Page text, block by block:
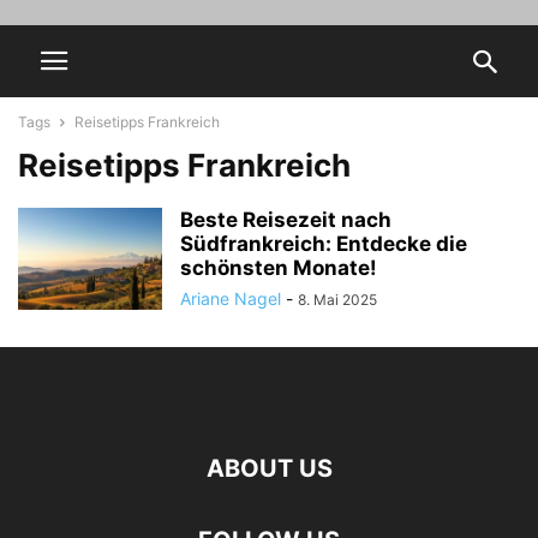
Tags Reisetipps Frankreich
Reisetipps Frankreich
Beste Reisezeit nach
Südfrankreich: Entdecke die
schönsten Monate!
Ariane Nagel - 8. Mai 2025
ABOUT US